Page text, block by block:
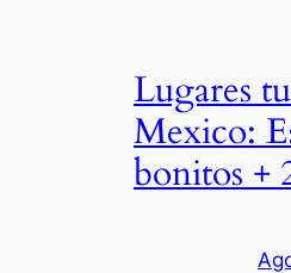
Lugares
Mexico:
bonitos +